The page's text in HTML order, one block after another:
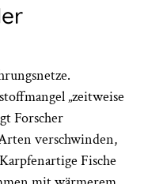
„zeitweise
Forscher
verschwinden,
Fische